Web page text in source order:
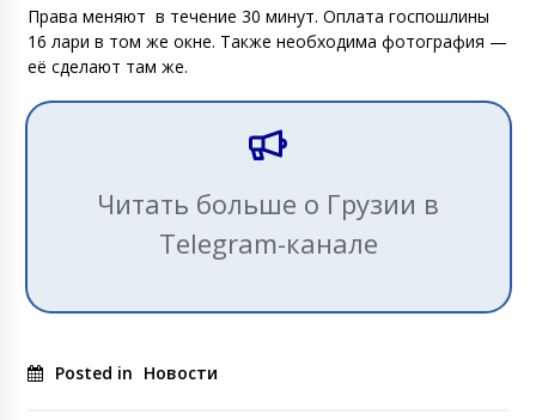
Права меняют в течение 30 минут. Оплата госпошлины
16 лари в том же окне. Также необходима фотография —
её сделают там же.
Читать больше о Грузии в
Telegram-канале
Posted in Новости